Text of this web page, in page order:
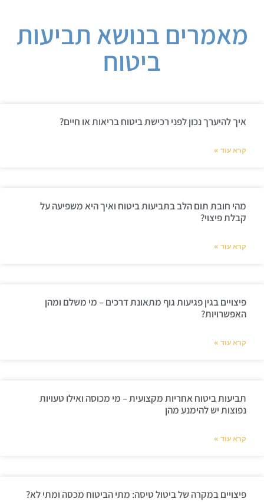
מאמרים בנושא תביעות
ביטוח
איך להיערך נכון לפני רכישת ביטוח בריאות או חיים?
קרא עוד »
מהי חובת תום הלב בתביעות ביטוח ואיך היא משפיעה על
קבלת פיצוי?
קרא עוד »
פיצויים בגין פגיעות גוף מתאונת דרכים – מי משלם ומהן
האפשרויות?
קרא עוד »
תביעות ביטוח אחריות מקצועית – מי מכוסה ואילו טעויות
נפוצות יש להימנע מהן
קרא עוד »
פיצויים במקרה של ביטול טיסה: מתי הביטוח מכסה ומתי לא?